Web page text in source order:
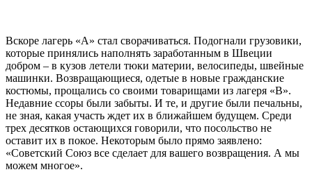
Вскоре лагерь «А» стал сворачиваться. Подогнали грузовики,
которые принялись наполнять заработанным в Швеции
добром – в кузов летели тюки материи, велосипеды, швейные
машинки. Возвращающиеся, одетые в новые гражданские
костюмы, прощались со своими товарищами из лагеря «В».
Недавние ссоры были забыты. И те, и другие были печальны,
не зная, какая участь ждет их в ближайшем будущем. Среди
трех десятков остающихся говорили, что посольство не
оставит их в покое. Некоторым было прямо заявлено:
«Советский Союз все сделает для вашего возвращения. А мы
можем многое».